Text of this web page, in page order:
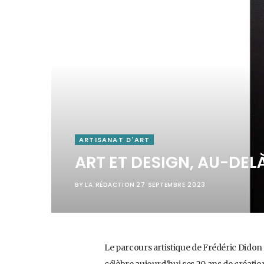
ARTISANAT D'ART
ART ET DESIGN, AU-
BY LA RÉDACTION 27 SEPTEMBRE 2023
Le parcours artistique de Frédéric